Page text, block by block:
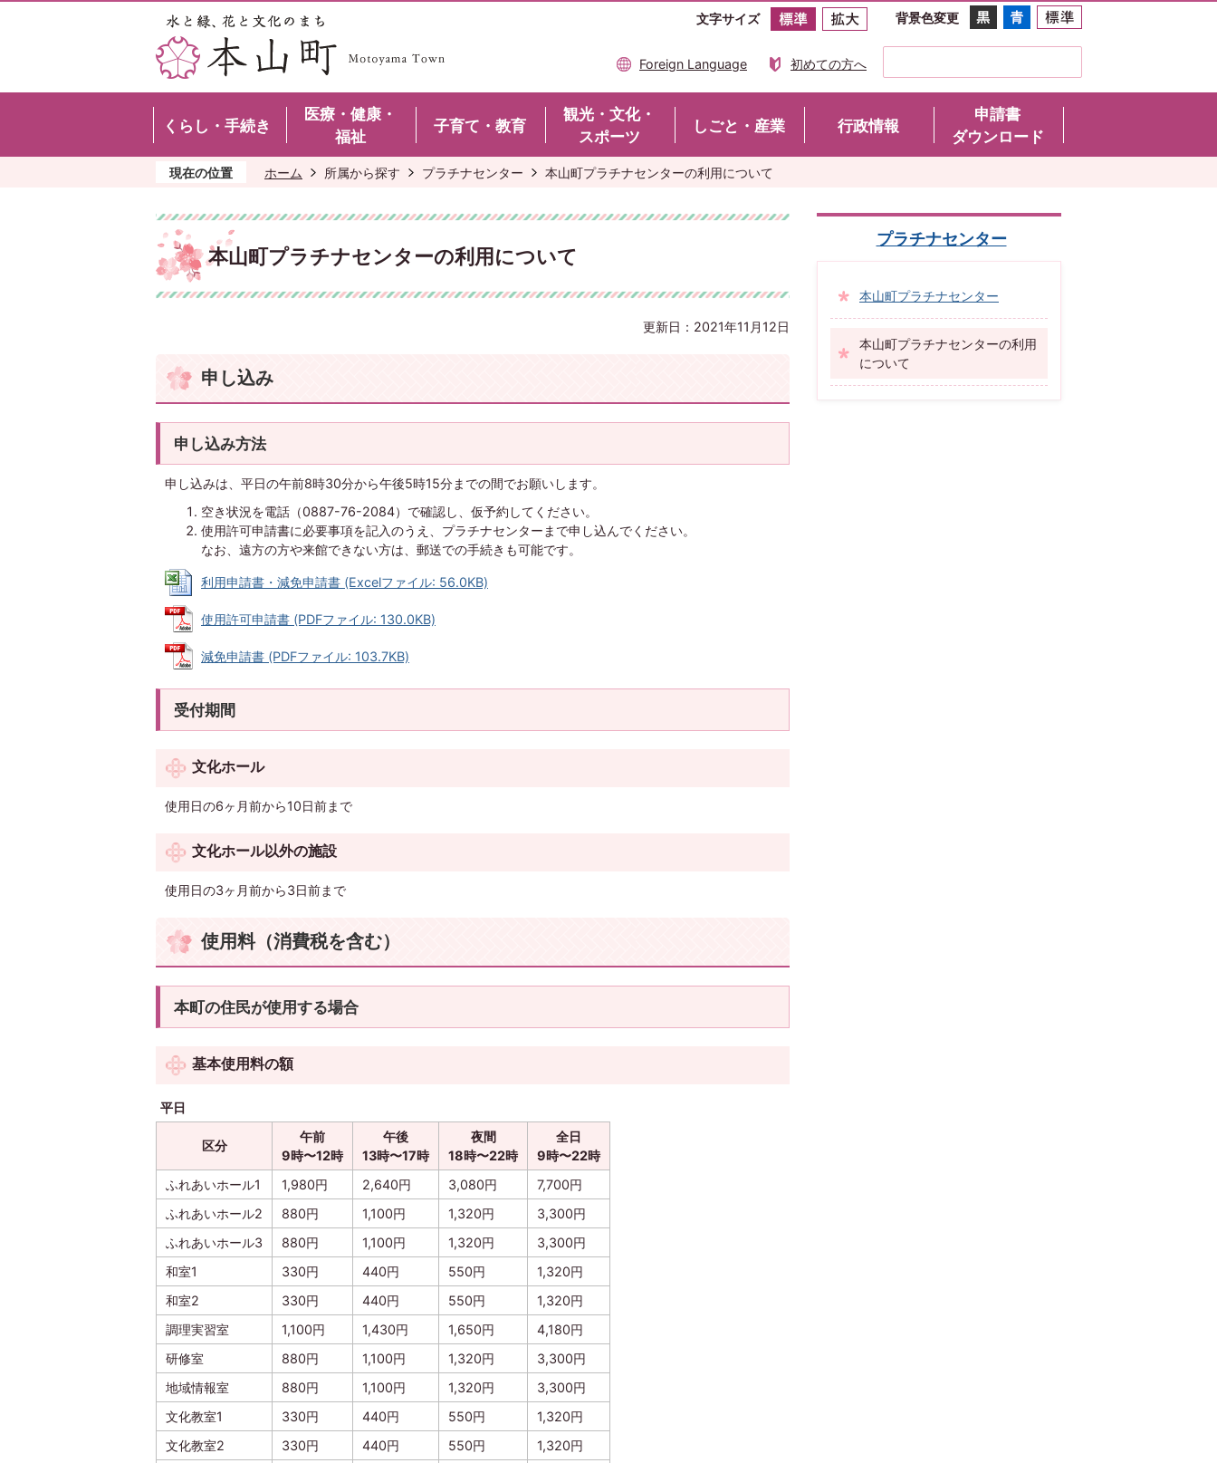
文字サイズ 背景色変更
Foreign Language 初めての方へ
くらし・手続き
医療・健康・
福祉
子育て・教育
観光・文化・
スポーツ
しごと・産業 行政情報
申請書
ダウンロード
現在の位置 ホーム 所属から探す プラチナセンター 本山町プラチナセンターの利用について
本山町プラチナセンターの利用について
更新日：2021年11月12日
申し込み
申し込み方法
申し込みは、平日の午前8時30分から午後5時15分までの間でお願いします。
空き状況を電話（0887-76-2084）で確認し、仮予約してください。
使用許可申請書に必要事項を記入のうえ、プラチナセンターまで申し込んでください。
なお、遠方の方や来館できない方は、郵送での手続きも可能です。
利用申請書・減免申請書 (Excelファイル: 56.0KB)
使用許可申請書 (PDFファイル: 130.0KB)
減免申請書 (PDFファイル: 103.7KB)
受付期間
文化ホール
使用日の6ヶ月前から10日前まで
文化ホール以外の施設
使用日の3ヶ月前から3日前まで
使用料（消費税を含む）
本町の住民が使用する場合
基本使用料の額
平日
区分
午前
9時〜12時
午後
13時〜17時
夜間
18時〜22時
全日
9時〜22時
ふれあいホール1
1,980円 2,640円 3,080円
7,700円
ふれあいホール2
880円 1,100円 1,320円
3,300円
ふれあいホール3
880円 1,100円 1,320円
3,300円
和室1
330円 440円 550円
1,320円
和室2
330円 440円 550円
1,320円
調理実習室
1,100円 1,430円 1,650円
4,180円
研修室
880円 1,100円 1,320円
3,300円
地域情報室
880円 1,100円 1,320円
3,300円
文化教室1
330円 440円 550円
1,320円
文化教室2
330円 440円 550円
1,320円
プラチナセンター
本山町プラチナセンター
本山町プラチナセンターの利用
について